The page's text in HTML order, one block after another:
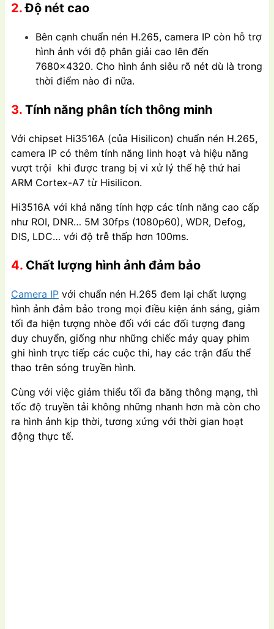
2.Độ nét cao
Bên cạnh chuẩn nén H.265, camera IP còn hỗ trợ
hình ảnh với độ phân giải cao lên đến
7680×4320. Cho hình ảnh siêu rõ nét dù là trong
thời điểm nào đi nữa.
3. Tính năng phân tích thông minh
Với chipset Hi3516A (của Hisilicon) chuẩn nén H.265,
camera IP có thêm tính năng linh hoạt và hiệu năng
vượt trội khi được trang bị vi xử lý thế hệ thứ hai
ARM Cortex-A7 từ Hisilicon.
Hi3516A với khả năng tính hợp các tính năng cao cấp
như ROI, DNR… 5M 30fps (1080p60), WDR, Defog,
DIS, LDC… với độ trễ thấp hơn 100ms.
4. Chất lượng hình ảnh đảm bảo
Camera IP với chuẩn nén H.265 đem lại chất lượng
hình ảnh đảm bảo trong mọi điều kiện ánh sáng, giảm
tối đa hiện tượng nhòe đối với các đối tượng đang
duy chuyển, giống như những chiếc máy quay phim
ghi hình trực tiếp các cuộc thi, hay các trận đấu thể
thao trên sóng truyền hình.
Cùng với việc giảm thiểu tối đa băng thông mạng, thì
tốc độ truyền tải không những nhanh hơn mà còn cho
ra hình ảnh kịp thời, tương xứng với thời gian hoạt
động thực tế.